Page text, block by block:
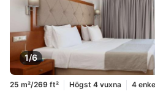
1/6
25 m²/269 ft² Högst 4 vuxna
4